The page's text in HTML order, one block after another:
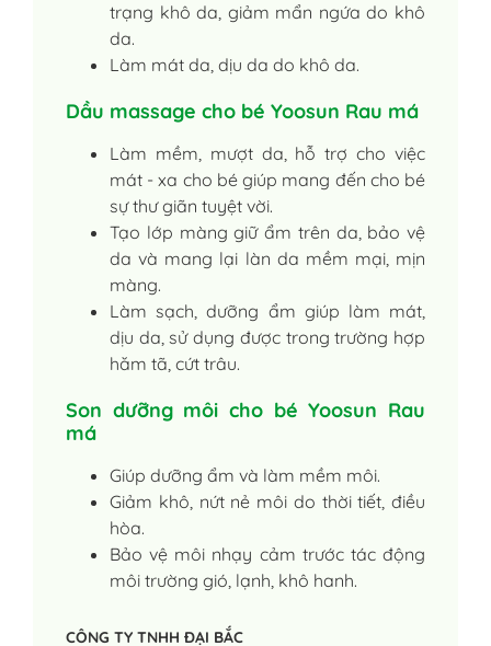
trạng khô da, giảm mẩn ngứa do khô
da.
Làm mát da, dịu da do khô da.
Dầu massage cho bé Yoosun Rau má
Làm mềm, mượt da, hỗ trợ cho việc
mát - xa cho bé giúp mang đến cho bé
sự thư giãn tuyệt vời.
Tạo lớp màng giữ ẩm trên da, bảo vệ
da và mang lại làn da mềm mại, mịn
màng.
Làm sạch, dưỡng ẩm giúp làm mát,
dịu da, sử dụng được trong trường hợp
hăm tã, cứt trâu.
Son dưỡng môi cho bé Yoosun Rau
má
Giúp dưỡng ẩm và làm mềm môi.
Giảm khô, nứt nẻ môi do thời tiết, điều
hòa.
Bảo vệ môi nhạy cảm trước tác động
môi trường gió, lạnh, khô hanh.
CÔNG TY TNHH ĐẠI BẮC